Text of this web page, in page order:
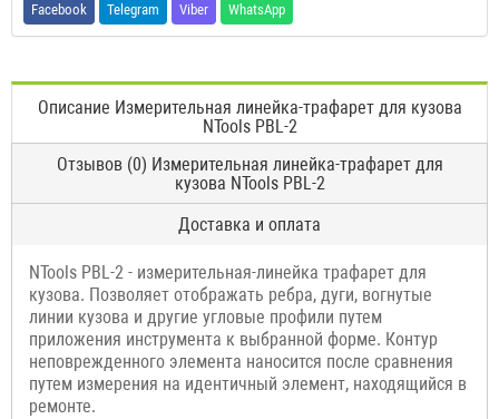
Facebook Telegram Viber WhatsApp
Описание Измерительная линейка-трафарет для кузова
NTools PBL-2
Отзывов (0) Измерительная линейка-трафарет для
кузова NTools PBL-2
Доставка и оплата
NTools PBL-2 - измерительная-линейка трафарет для
кузова. Позволяет отображать ребра, дуги, вогнутые
линии кузова и другие угловые профили путем
приложения инструмента к выбранной форме. Контур
неповрежденного элемента наносится после сравнения
путем измерения на идентичный элемент, находящийся в
ремонте.